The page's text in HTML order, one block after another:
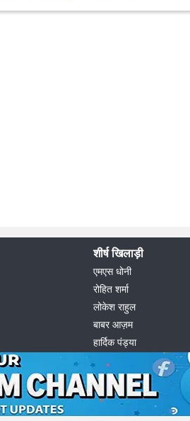
शीर्ष खिलाड़ी
एमएस धोनी
रोहित शर्मा
लोकेश राहुल
बाबर आज़म
हार्दिक पंड्या